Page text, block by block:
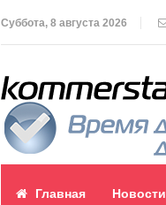
Суббота, 8 августа 2026
Главная Новости